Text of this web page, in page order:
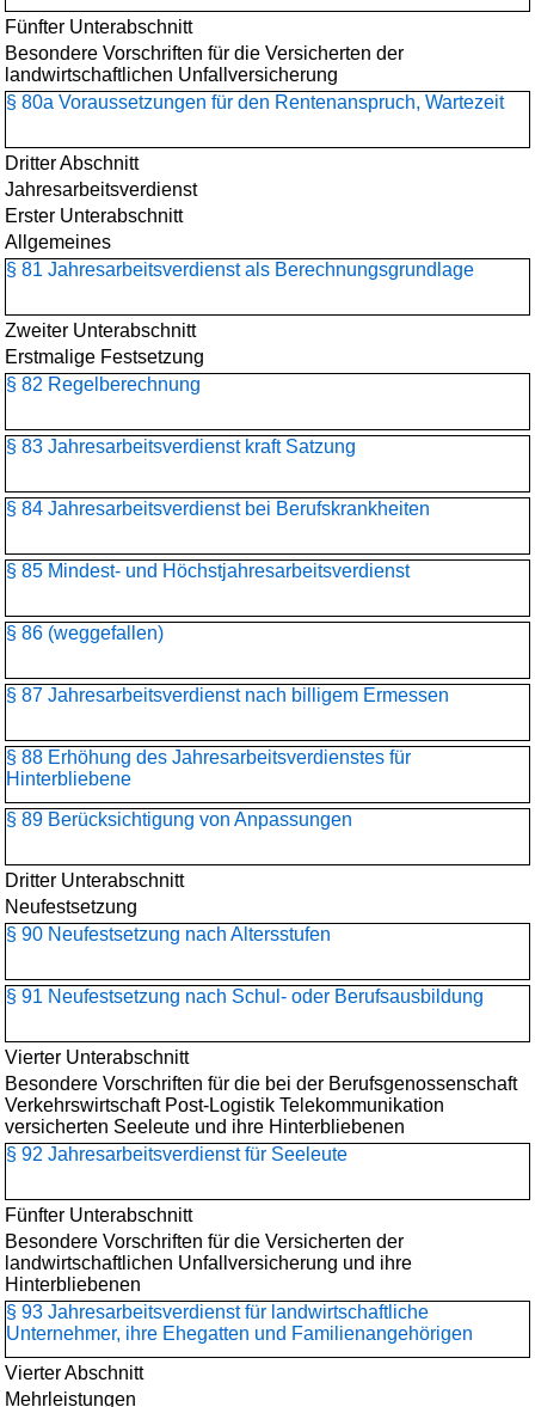
Fünfter Unterabschnitt
Besondere Vorschriften für die Versicherten der
landwirtschaftlichen Unfallversicherung
§ 80a Voraussetzungen für den Rentenanspruch, Wartezeit
Dritter Abschnitt
Jahresarbeitsverdienst
Erster Unterabschnitt
Allgemeines
§ 81 Jahresarbeitsverdienst als Berechnungsgrundlage
Zweiter Unterabschnitt
Erstmalige Festsetzung
§ 82 Regelberechnung
§ 83 Jahresarbeitsverdienst kraft Satzung
§ 84 Jahresarbeitsverdienst bei Berufskrankheiten
§ 85 Mindest- und Höchstjahresarbeitsverdienst
§ 86 (weggefallen)
§ 87 Jahresarbeitsverdienst nach billigem Ermessen
§ 88 Erhöhung des Jahresarbeitsverdienstes für
Hinterbliebene
§ 89 Berücksichtigung von Anpassungen
Dritter Unterabschnitt
Neufestsetzung
§ 90 Neufestsetzung nach Altersstufen
§ 91 Neufestsetzung nach Schul- oder Berufsausbildung
Vierter Unterabschnitt
Besondere Vorschriften für die bei der Berufsgenossenschaft
Verkehrswirtschaft Post-Logistik Telekommunikation
versicherten Seeleute und ihre Hinterbliebenen
§ 92 Jahresarbeitsverdienst für Seeleute
Fünfter Unterabschnitt
Besondere Vorschriften für die Versicherten der
landwirtschaftlichen Unfallversicherung und ihre
Hinterbliebenen
§ 93 Jahresarbeitsverdienst für landwirtschaftliche
Unternehmer, ihre Ehegatten und Familienangehörigen
Vierter Abschnitt
Mehrleistungen